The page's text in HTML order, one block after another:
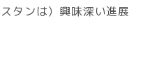
タンは）興味深い進展